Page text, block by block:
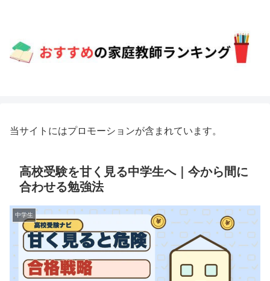
当サイトにはプロモーションが含まれています。
高校受験を甘く見る中学生へ｜今から間に
合わせる勉強法
中学生